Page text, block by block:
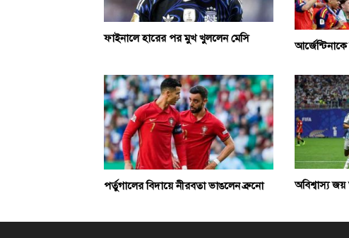
ফাইনালে হারের পর মুখ খুললেন মেসি
আর্জেন্টিনাকে
পর্তুগালের বিদায়ে নীরবতা ভাঙলেন ব্রুনো অবিশ্বাস্য জয়